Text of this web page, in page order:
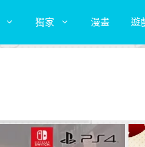
獨家 漫畫 遊